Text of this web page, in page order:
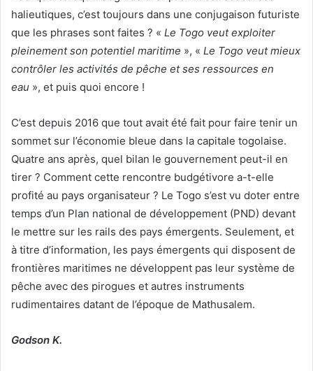
halieutiques, c’est toujours dans une conjugaison futuriste
que les phrases sont faites ? « Le Togo veut exploiter
pleinement son potentiel maritime », « Le Togo veut mieux
contrôler les activités de pêche et ses ressources en
eau », et puis quoi encore !
C’est depuis 2016 que tout avait été fait pour faire tenir un
sommet sur l’économie bleue dans la capitale togolaise.
Quatre ans après, quel bilan le gouvernement peut-il en
tirer ? Comment cette rencontre budgétivore a-t-elle
profité au pays organisateur ? Le Togo s’est vu doter entre
temps d’un Plan national de développement (PND) devant
le mettre sur les rails des pays émergents. Seulement, et
à titre d’information, les pays émergents qui disposent de
frontières maritimes ne développent pas leur système de
pêche avec des pirogues et autres instruments
rudimentaires datant de l’époque de Mathusalem.
Godson K.